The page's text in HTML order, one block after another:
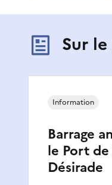
Sur
Barrage
le Port
Désirade
Information